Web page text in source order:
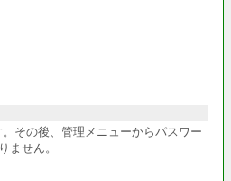
その後、管理メニューからパスワー
ません。